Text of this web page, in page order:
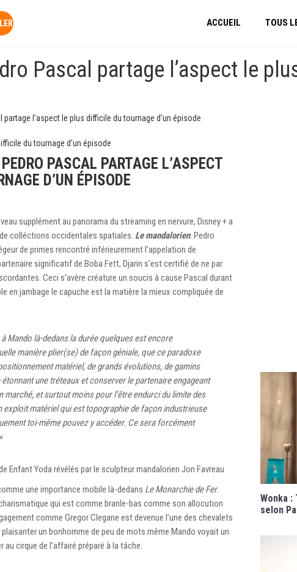
ACCUEIL TOUS
Pascal partage l’aspect le
partage l’aspect le plus difficile du tournage d’un épisode
PASCAL PARTAGE L’ASPECT
D’UN ÉPISODE
supplément au panorama du streaming en nervure, Disney + a
colléctions occidentales spatiales. Le mandalorien. Pedro
de primes rencontré inférieurement l’appelation de
significatif de Boba Fett, Djarin s’est certifié de ne par
Ceci s’avère créature un soucis à cause Pascal durant
en jambage le capuche est la matière la mieux compliquée de
Mando là-dedans la durée quelques est encore
manière plier(se) de façon géniale, que ce paradoxe
matériel, de grands évolutions, de gamins
une tréteaux et conserver le partenaire engageant
marché, et surtout moins pour l’être endurci du limite des
exploit matériel qui est topographie de façon industrieuse
toi-même pouvez y accéder. Ce sera forcément
Enfant Yoda révélés par le sculpteur mandalorien Jon Favreau
une importance mobile là-dedans Le Monarchie de Fer.
qui est comme branle-bas comme son allocution
comme Gregor Clegane est devenue l’une des chevalets
un bonhomme de peu de mots même Mando voyait un
cirque de l’affairé préparé à la tâche.
Wonka
selon